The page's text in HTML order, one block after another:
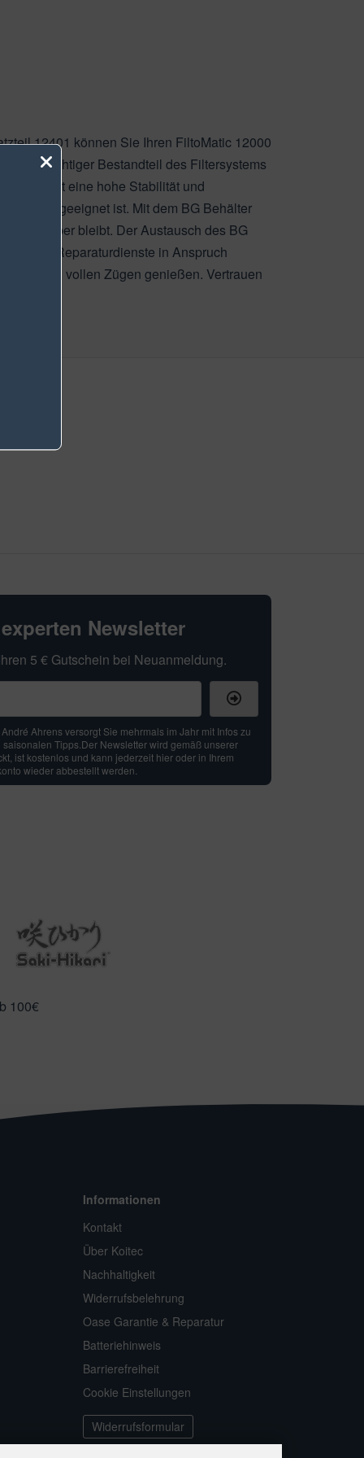
12401 können Sie Ihren FiltoMatic 12000
ein wichtiger Bestandteil des Filtersystems
und bietet eine hohe Stabilität und
Litern geeignet ist. Mit dem BG Behälter
und sauber bleibt. Der Austausch des BG
teuren Reparaturdienste in Anspruch
Teich in vollen Zügen genießen. Vertrauen
Newsletter
5 € Gutschein bei Neuanmeldung.
Ahrens versorgt Sie mehrmals im Jahr mit Infos zu
Tipps.Der Newsletter wird gemäß unserer
ist kostenlos und kann jederzeit hier oder in Ihrem
wieder abbestellt werden.
100€
Informationen
Kontakt
Über Koitec
Nachhaltigkeit
Widerrufsbelehrung
Oase Garantie & Reparatur
Batteriehinweis
Barrierefreiheit
Cookie Einstellungen
Widerrufsformular